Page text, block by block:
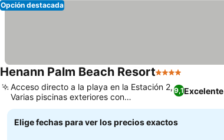
Opción destacada
Henann Palm Beach Resort4 Estrellas
9,1Excelente
Acceso directo a la playa en la Estación 2,
Varias piscinas exteriores con
características únicas
Elige fechas para ver los precios exactos